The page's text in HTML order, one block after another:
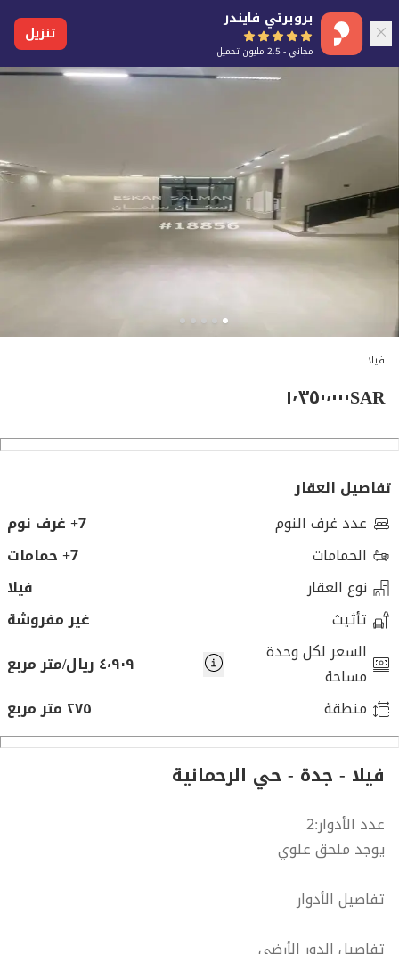
بروبرتي فايندر
مجاني - 2.5 مليون تحميل
تنزيل
فيلا
SAR١٬٣٥٠٬٠٠٠
تفاصيل العقار
عدد غرف النوم
7+ غرف نوم
الحمامات
7+ حمامات
نوع العقار
فيلا
تأثيث
غير مفروشة
السعر لكل وحدة
مساحة
٤٬٩٠٩ ريال/متر مربع
منطقة
٢٧٥ متر مربع
فيلا - جدة - حي الرحمانية
عدد الأدوار:2
يوجد ملحق علوي
تفاصيل الأدوار